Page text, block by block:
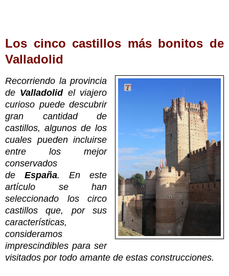
Los cinco castillos más bonitos de
Valladolid
Recorriendo la provincia
de Valladolid el viajero
curioso puede descubrir
gran cantidad de
castillos, algunos de los
cuales pueden incluirse
entre los mejor
conservados
deEspaña. En este
artículo se han
seleccionado los circo
castillos que, por sus
características,
consideramos
imprescindibles para ser
visitados por todo amante de estas construcciones.